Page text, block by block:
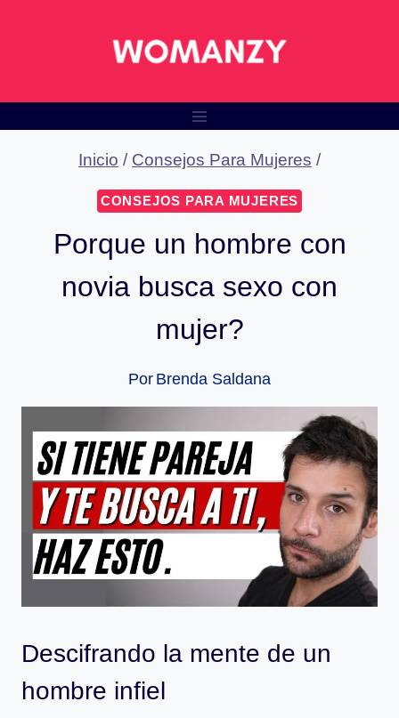
Inicio / Consejos Para Mujeres /
CONSEJOS PARA MUJERES
Porque un hombre con
novia busca sexo con
mujer?
Por Brenda Saldana
Descifrando la mente de un
hombre infiel